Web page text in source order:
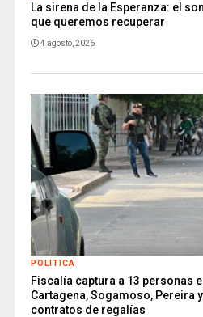
La sirena de la Esperanza: el
que queremos recuperar
4 agosto, 2026
POLITICA
Fiscalía captura a 13 personas
Cartagena, Sogamoso, Pereira
contratos de regalías